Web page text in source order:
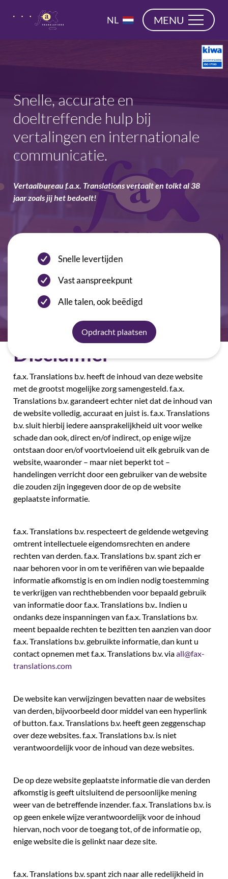
NL
DE
MENU
Snelle, accurate en
doeltreffende hulp bij
vertalingen en internationale
communicatie.
Vertaalbureau f.a.x. Translations vertaalt en tolkt al 38
jaar zoals jij het bedoelt!
Snelle levertijden
Vast aanspreekpunt
Alle talen, ook beëdigd
Opdracht plaatsen
Disclaimer
f.a.x. Translations b.v. heeft de inhoud van deze website
met de grootst mogelijke zorg samengesteld. f.a.x.
Translations b.v. garandeert echter niet dat de inhoud van
de website volledig, accuraat en juist is. f.a.x. Translations
b.v. sluit hierbij iedere aansprakelijkheid uit voor welke
schade dan ook, direct en/of indirect, op enige wijze
ontstaan door en/of voortvloeiend uit elk gebruik van de
website, waaronder – maar niet beperkt tot –
handelingen verricht door een gebruiker van de website
die zouden zijn ingegeven door de op de website
geplaatste informatie.
f.a.x. Translations b.v. respecteert de geldende wetgeving
omtrent intellectuele eigendomsrechten en andere
rechten van derden. f.a.x. Translations b.v. spant zich er
naar behoren voor in om te verifiëren van wie bepaalde
informatie afkomstig is en om indien nodig toestemming
te verkrijgen van rechthebbenden voor bepaald gebruik
van informatie door f.a.x. Translations b.v.. Indien u
ondanks deze inspanningen van f.a.x. Translations b.v.
meent bepaalde rechten te bezitten ten aanzien van door
f.a.x. Translations b.v. gebruikte informatie, dan kunt u
contact opnemen met f.a.x. Translations b.v. viaall@fax-
translations.com
De website kan verwijzingen bevatten naar de websites
van derden, bijvoorbeeld door middel van een hyperlink
of button. f.a.x. Translations b.v. heeft geen zeggenschap
over deze websites. f.a.x. Translations b.v. is niet
verantwoordelijk voor de inhoud van deze websites.
De op deze website geplaatste informatie die van derden
afkomstig is geeft uitsluitend de persoonlijke mening
weer van de betreffende inzender. f.a.x. Translations b.v. is
op geen enkele wijze verantwoordelijk voor de inhoud
hiervan, noch voor de toegang tot, of de informatie op,
enige website die is gelinkt naar deze site.
f.a.x. Translations b.v. spant zich naar alle redelijkheid in